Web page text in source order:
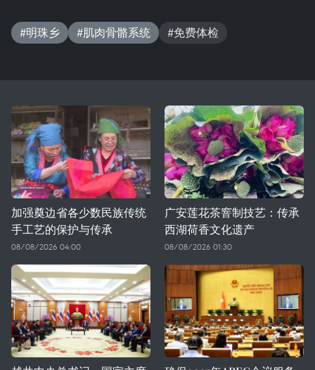
#明珠乡 #肌肉骨骼系统 #免费体检
加强奠边省各少数民族传统
手工艺的保护与传承
08/08/2026 04:00
广安莲花茶窨制技艺：传承
西湖荷香文化遗产
08/08/2026 01:30